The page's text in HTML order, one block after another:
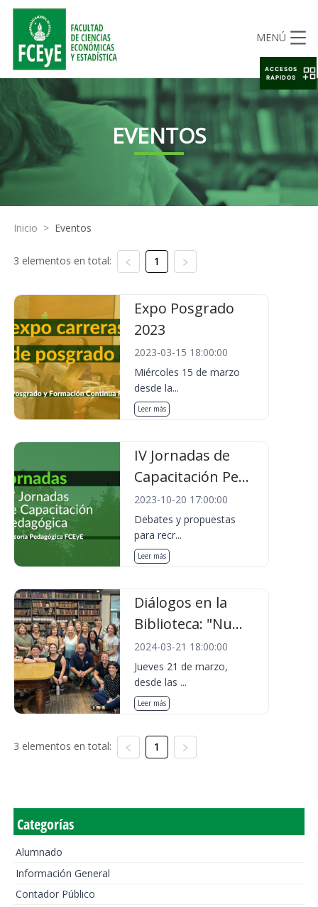
MENÚ
EVENTOS
Inicio > Eventos
3 elementos en total: 1
Expo Posgrado
2023
2023-03-15 18:00:00
Miércoles 15 de marzo
desde la...
Leer más
IV Jornadas de
Capacitación Pe...
2023-10-20 17:00:00
Debates y propuestas
para recr...
Leer más
Diálogos en la
Biblioteca: "Nu...
2024-03-21 18:00:00
Jueves 21 de marzo,
desde las ...
Leer más
3 elementos en total: 1
Categorías
Alumnado
Información General
Contador Público
ACCESOS
RAPIDOS